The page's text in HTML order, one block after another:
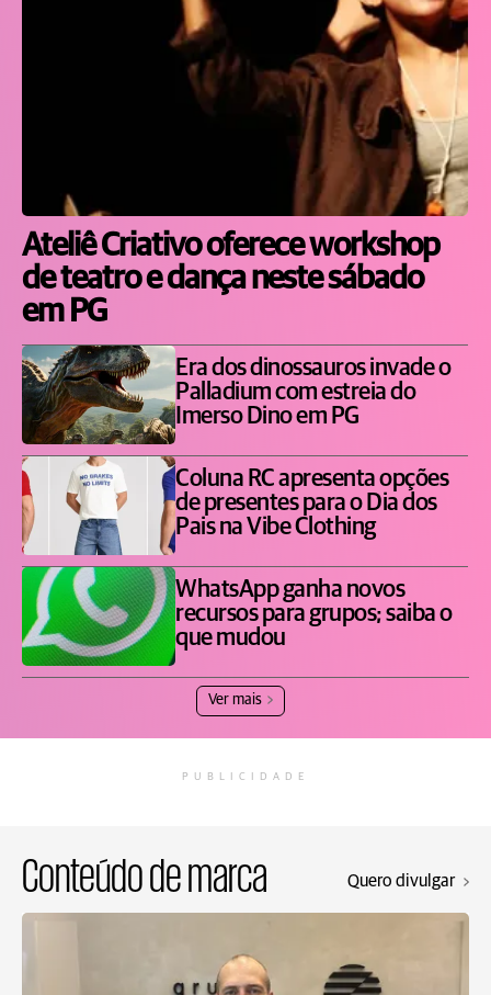
Ateliê Criativo oferece workshop
de teatro e dança neste sábado
em PG
Era dos dinossauros invade o
Palladium com estreia do
Imerso Dino em PG
Coluna RC apresenta opções
de presentes para o Dia dos
Pais na Vibe Clothing
WhatsApp ganha novos
recursos para grupos; saiba o
que mudou
Ver mais
PUBLICIDADE
Conteúdo de marca Quero divulgar